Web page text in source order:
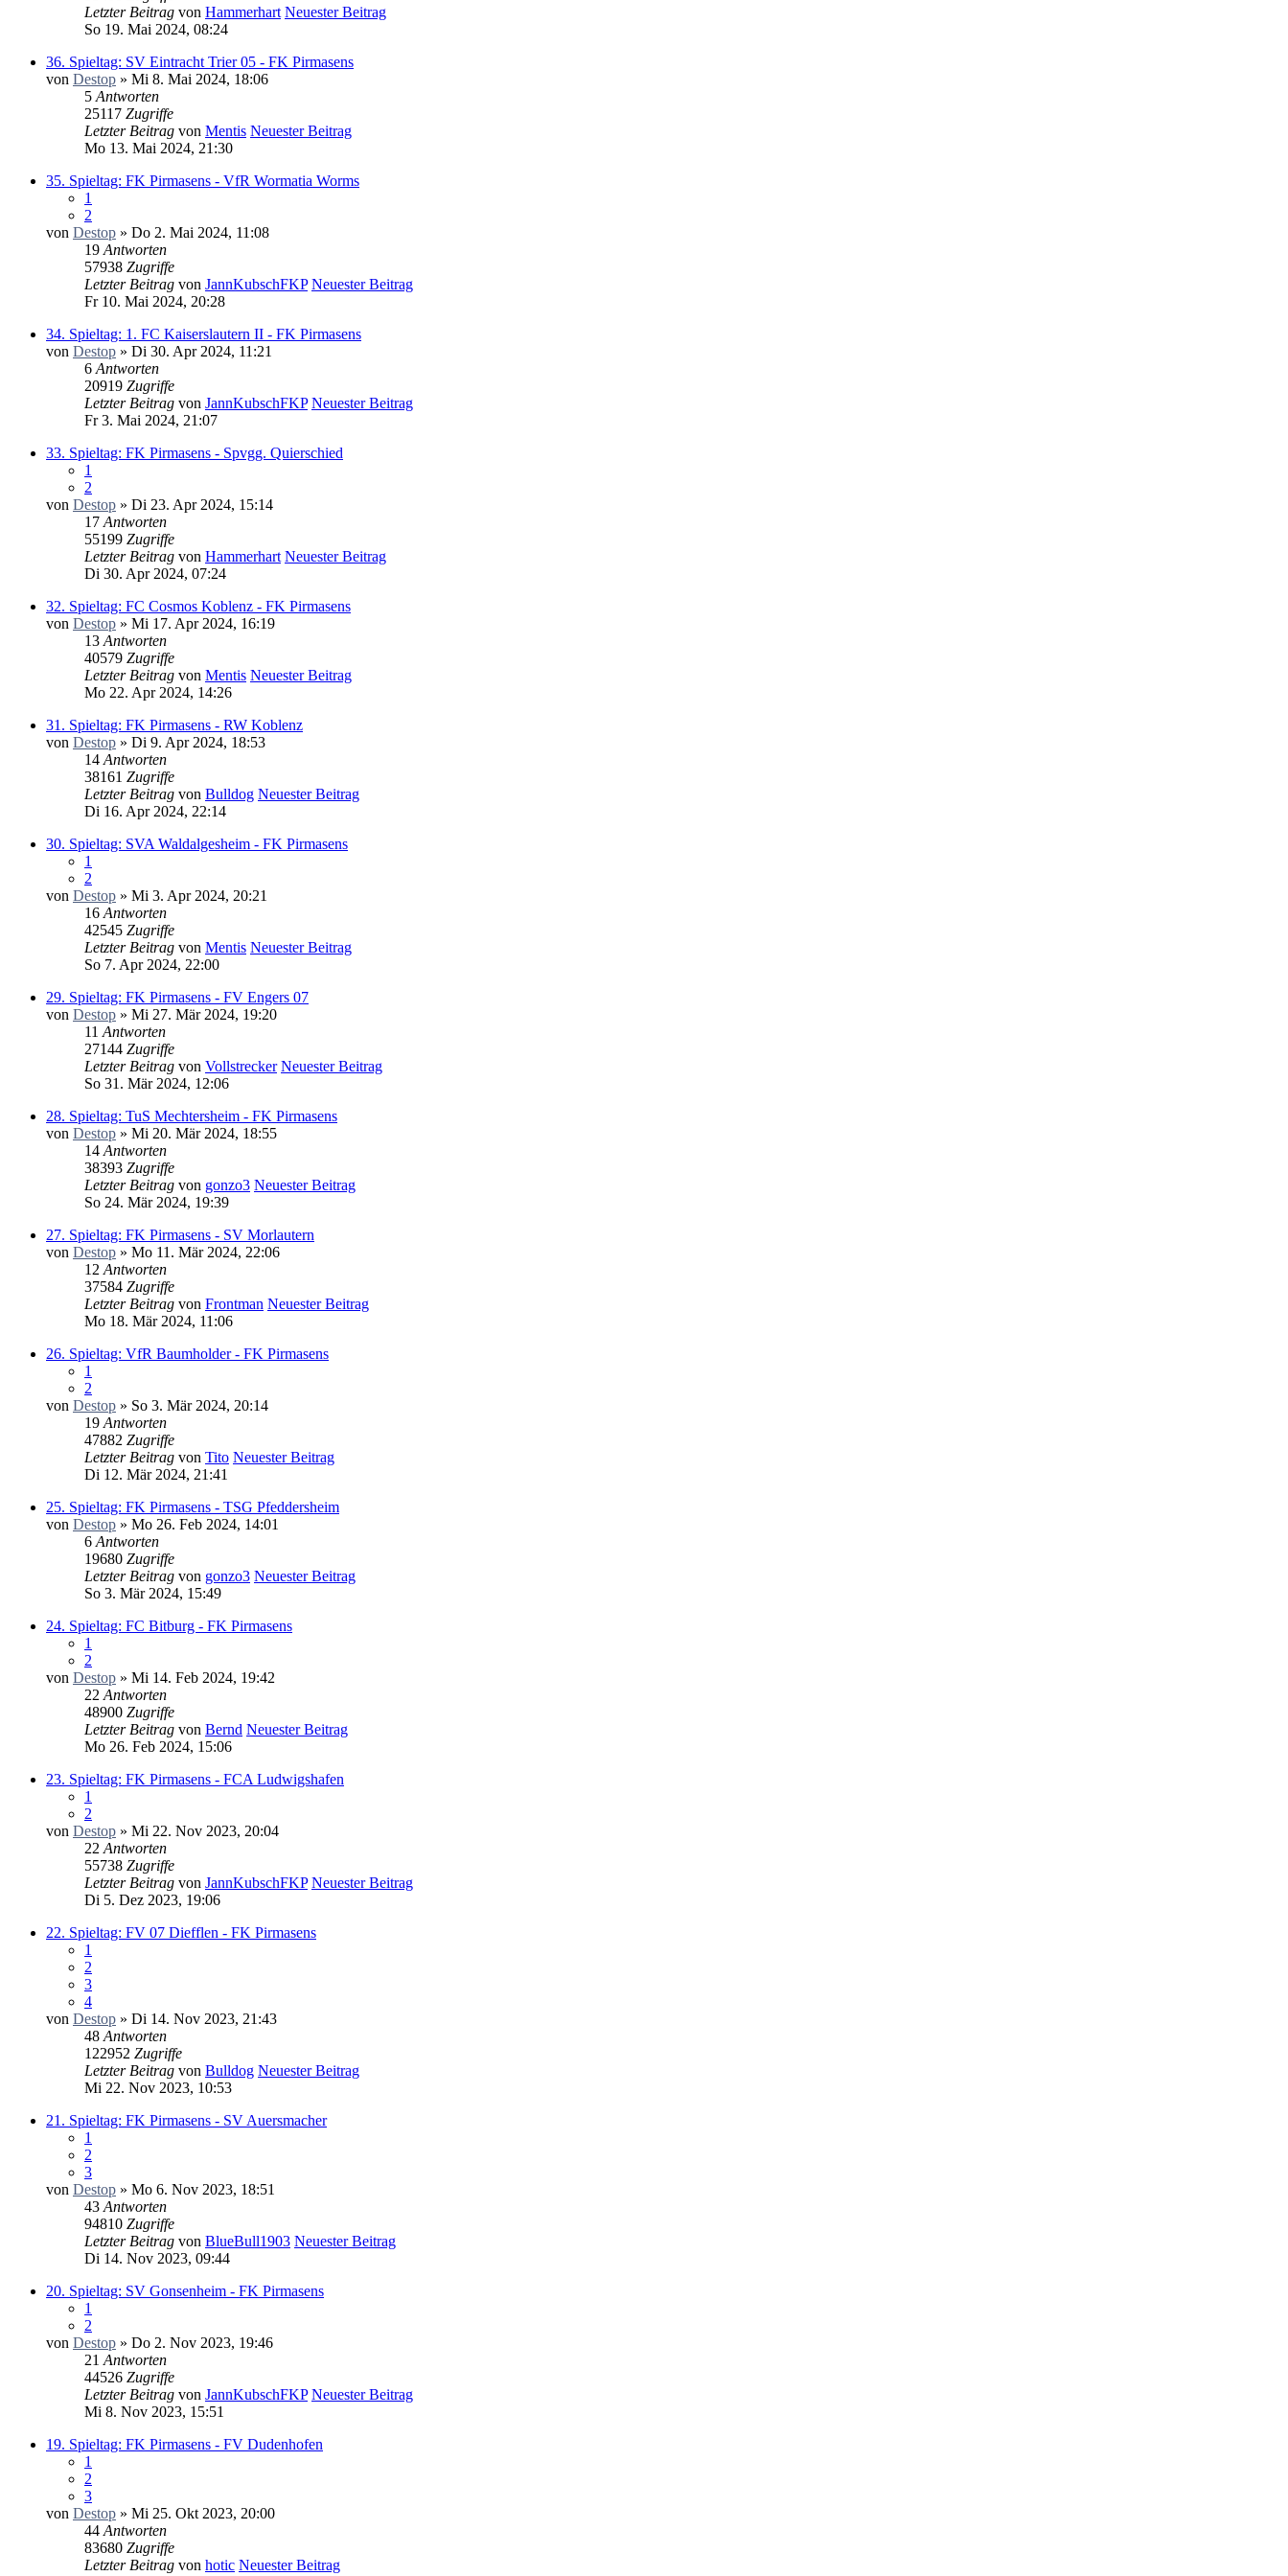
Letzter Beitrag von Hammerhart Neuester Beitrag
So 19. Mai 2024, 08:24
36. Spieltag: SV Eintracht Trier 05 - FK Pirmasens
von Destop » Mi 8. Mai 2024, 18:06
5 Antworten
25117 Zugriffe
Letzter Beitrag von Mentis Neuester Beitrag
Mo 13. Mai 2024, 21:30
35. Spieltag: FK Pirmasens - VfR Wormatia Worms
1
2
von Destop » Do 2. Mai 2024, 11:08
19 Antworten
57938 Zugriffe
Letzter Beitrag von JannKubschFKP Neuester Beitrag
Fr 10. Mai 2024, 20:28
34. Spieltag: 1. FC Kaiserslautern II - FK Pirmasens
von Destop » Di 30. Apr 2024, 11:21
6 Antworten
20919 Zugriffe
Letzter Beitrag von JannKubschFKP Neuester Beitrag
Fr 3. Mai 2024, 21:07
33. Spieltag: FK Pirmasens - Spvgg. Quierschied
1
2
von Destop » Di 23. Apr 2024, 15:14
17 Antworten
55199 Zugriffe
Letzter Beitrag von Hammerhart Neuester Beitrag
Di 30. Apr 2024, 07:24
32. Spieltag: FC Cosmos Koblenz - FK Pirmasens
von Destop » Mi 17. Apr 2024, 16:19
13 Antworten
40579 Zugriffe
Letzter Beitrag von Mentis Neuester Beitrag
Mo 22. Apr 2024, 14:26
31. Spieltag: FK Pirmasens - RW Koblenz
von Destop » Di 9. Apr 2024, 18:53
14 Antworten
38161 Zugriffe
Letzter Beitrag von Bulldog Neuester Beitrag
Di 16. Apr 2024, 22:14
30. Spieltag: SVA Waldalgesheim - FK Pirmasens
1
2
von Destop » Mi 3. Apr 2024, 20:21
16 Antworten
42545 Zugriffe
Letzter Beitrag von Mentis Neuester Beitrag
So 7. Apr 2024, 22:00
29. Spieltag: FK Pirmasens - FV Engers 07
von Destop » Mi 27. Mär 2024, 19:20
11 Antworten
27144 Zugriffe
Letzter Beitrag von Vollstrecker Neuester Beitrag
So 31. Mär 2024, 12:06
28. Spieltag: TuS Mechtersheim - FK Pirmasens
von Destop » Mi 20. Mär 2024, 18:55
14 Antworten
38393 Zugriffe
Letzter Beitrag von gonzo3 Neuester Beitrag
So 24. Mär 2024, 19:39
27. Spieltag: FK Pirmasens - SV Morlautern
von Destop » Mo 11. Mär 2024, 22:06
12 Antworten
37584 Zugriffe
Letzter Beitrag von Frontman Neuester Beitrag
Mo 18. Mär 2024, 11:06
26. Spieltag: VfR Baumholder - FK Pirmasens
1
2
von Destop » So 3. Mär 2024, 20:14
19 Antworten
47882 Zugriffe
Letzter Beitrag von Tito Neuester Beitrag
Di 12. Mär 2024, 21:41
25. Spieltag: FK Pirmasens - TSG Pfeddersheim
von Destop » Mo 26. Feb 2024, 14:01
6 Antworten
19680 Zugriffe
Letzter Beitrag von gonzo3 Neuester Beitrag
So 3. Mär 2024, 15:49
24. Spieltag: FC Bitburg - FK Pirmasens
1
2
von Destop » Mi 14. Feb 2024, 19:42
22 Antworten
48900 Zugriffe
Letzter Beitrag von Bernd Neuester Beitrag
Mo 26. Feb 2024, 15:06
23. Spieltag: FK Pirmasens - FCA Ludwigshafen
1
2
von Destop » Mi 22. Nov 2023, 20:04
22 Antworten
55738 Zugriffe
Letzter Beitrag von JannKubschFKP Neuester Beitrag
Di 5. Dez 2023, 19:06
22. Spieltag: FV 07 Diefflen - FK Pirmasens
1
2
3
4
von Destop » Di 14. Nov 2023, 21:43
48 Antworten
122952 Zugriffe
Letzter Beitrag von Bulldog Neuester Beitrag
Mi 22. Nov 2023, 10:53
21. Spieltag: FK Pirmasens - SV Auersmacher
1
2
3
von Destop » Mo 6. Nov 2023, 18:51
43 Antworten
94810 Zugriffe
Letzter Beitrag von BlueBull1903 Neuester Beitrag
Di 14. Nov 2023, 09:44
20. Spieltag: SV Gonsenheim - FK Pirmasens
1
2
von Destop » Do 2. Nov 2023, 19:46
21 Antworten
44526 Zugriffe
Letzter Beitrag von JannKubschFKP Neuester Beitrag
Mi 8. Nov 2023, 15:51
19. Spieltag: FK Pirmasens - FV Dudenhofen
1
2
3
von Destop » Mi 25. Okt 2023, 20:00
44 Antworten
83680 Zugriffe
Letzter Beitrag von hotic Neuester Beitrag